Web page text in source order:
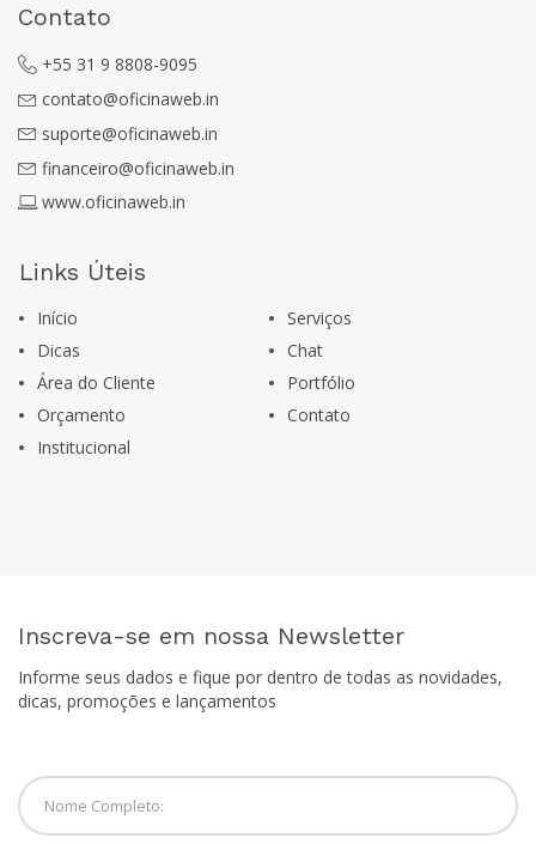
Contato
+55 31 9 8808-9095
contato@oficinaweb.in
suporte@oficinaweb.in
financeiro@oficinaweb.in
www.oficinaweb.in
Links Úteis
Início
Serviços
Dicas
Chat
Área do Cliente
Portfólio
Orçamento
Contato
Institucional
Inscreva-se em nossa Newsletter
Informe seus dados e fique por dentro de todas as novidades,
dicas, promoções e lançamentos